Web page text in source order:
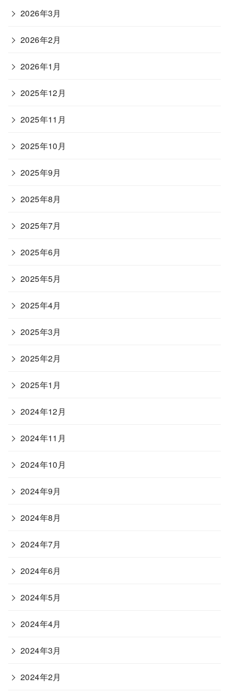
2026年3月
2026年2月
2026年1月
2025年12月
2025年11月
2025年10月
2025年9月
2025年8月
2025年7月
2025年6月
2025年5月
2025年4月
2025年3月
2025年2月
2025年1月
2024年12月
2024年11月
2024年10月
2024年9月
2024年8月
2024年7月
2024年6月
2024年5月
2024年4月
2024年3月
2024年2月